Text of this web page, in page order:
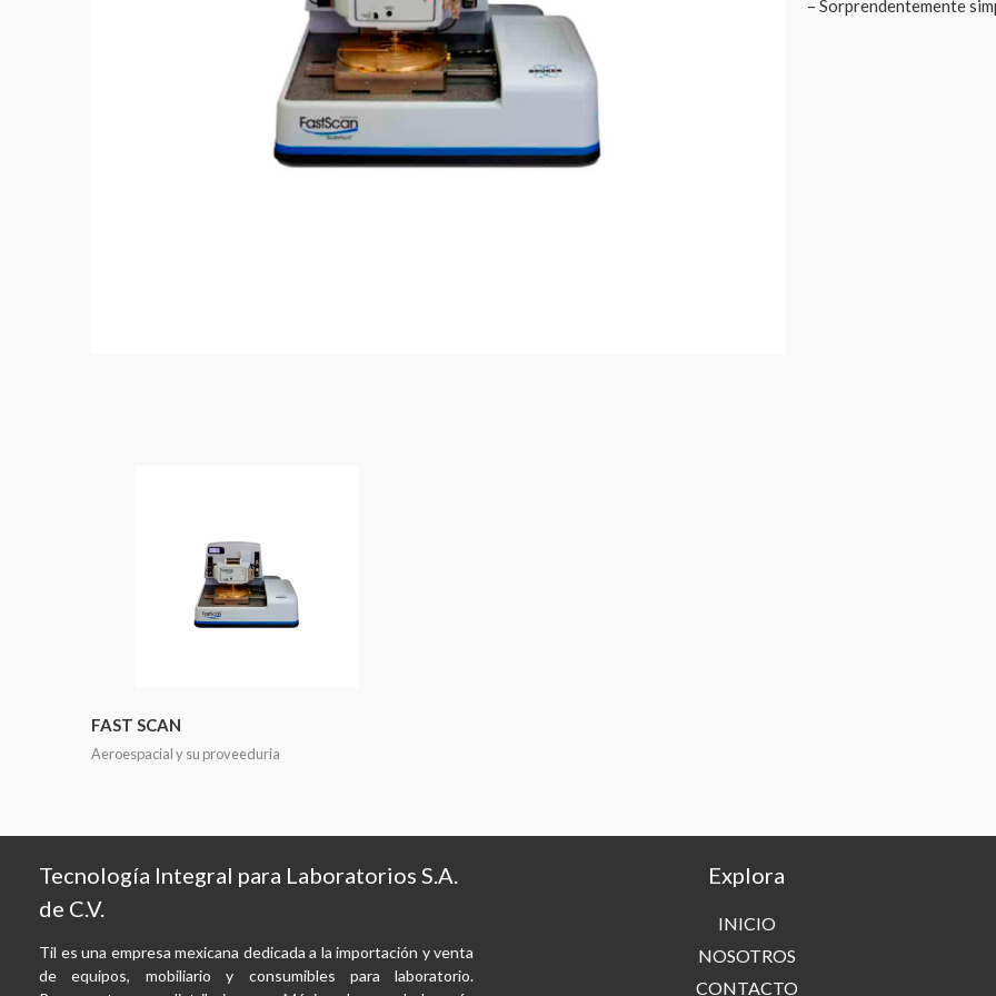
– Sorprendentemente
FAST SCAN
Aeroespacial y su proveeduria
Tecnología Integral para Laboratorios S.A.
de C.V.
Til es una empresa mexicana dedicada a la importación y venta
de equipos, mobiliario y consumibles para laboratorio.
Explora
INICIO
NOSOTROS
CONTACTO